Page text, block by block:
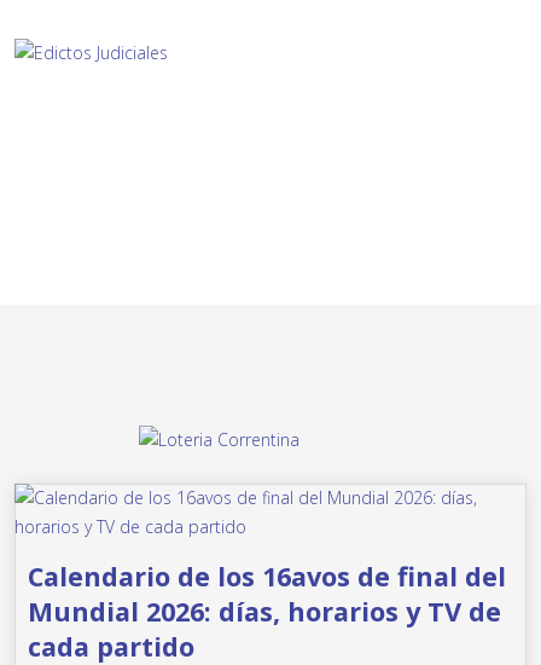
Calendario de los 16avos de final del
Mundial 2026: días, horarios y TV de
cada partido